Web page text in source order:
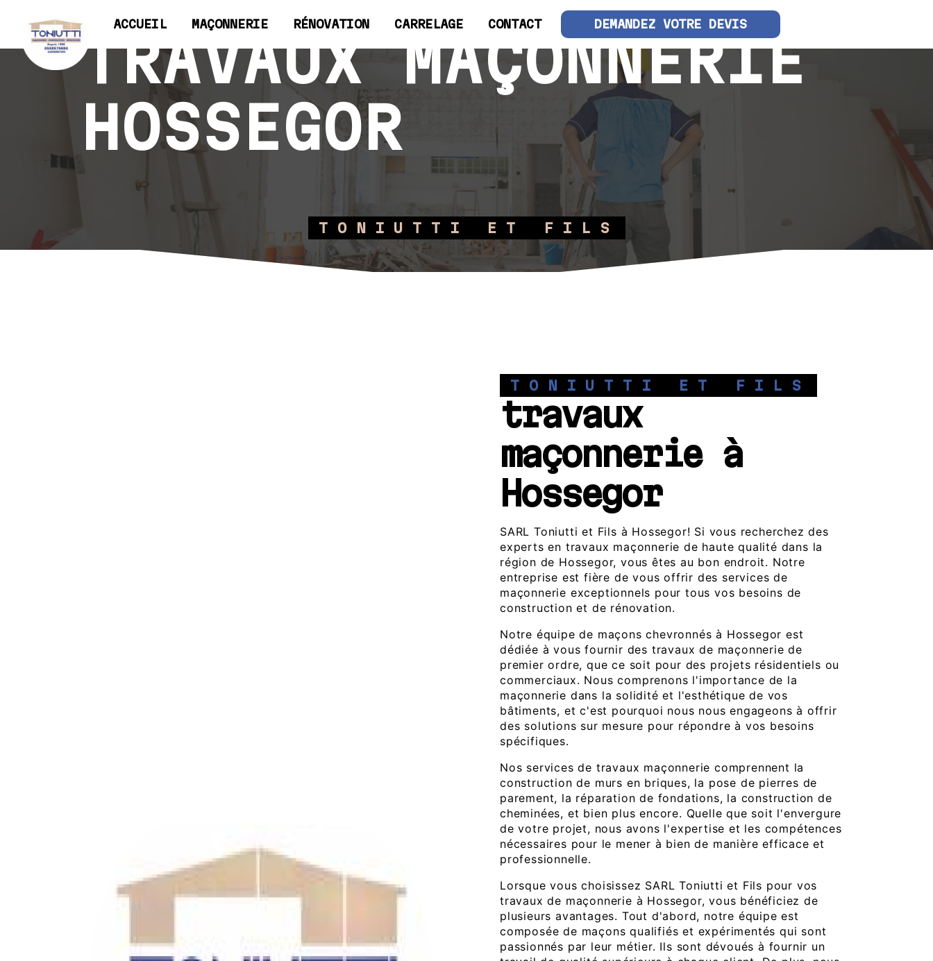
ACCUEIL MAÇONNERIE RÉNOVATION CARRELAGE CONTACT DEMANDEZ VOTRE DEVIS
TRAVAUX MAÇONNERIE
HOSSEGOR
TONIUTTI ET FILS
TONIUTTI ET FILS
travaux
maçonnerie à
Hossegor
SARL Toniutti et Fils à Hossegor! Si vous recherchez des
experts en travaux maçonnerie de haute qualité dans la
région de Hossegor, vous êtes au bon endroit. Notre
entreprise est fière de vous offrir des services de
maçonnerie exceptionnels pour tous vos besoins de
construction et de rénovation.
Notre équipe de maçons chevronnés à Hossegor est
dédiée à vous fournir des travaux de maçonnerie de
premier ordre, que ce soit pour des projets résidentiels ou
commerciaux. Nous comprenons l'importance de la
maçonnerie dans la solidité et l'esthétique de vos
bâtiments, et c'est pourquoi nous nous engageons à offrir
des solutions sur mesure pour répondre à vos besoins
spécifiques.
Nos services de travaux maçonnerie comprennent la
construction de murs en briques, la pose de pierres de
parement, la réparation de fondations, la construction de
cheminées, et bien plus encore. Quelle que soit l'envergure
de votre projet, nous avons l'expertise et les compétences
nécessaires pour le mener à bien de manière efficace et
professionnelle.
Lorsque vous choisissez SARL Toniutti et Fils pour vos
travaux de maçonnerie à Hossegor, vous bénéficiez de
plusieurs avantages. Tout d'abord, notre équipe est
composée de maçons qualifiés et expérimentés qui sont
passionnés par leur métier. Ils sont dévoués à fournir un